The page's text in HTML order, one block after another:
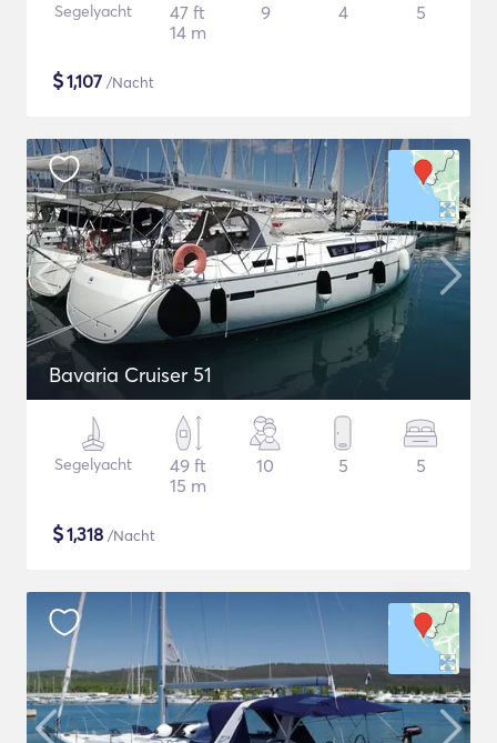
Segelyacht
47 ft
14 m
9 4 5
$1,107 /Nacht
Bavaria Cruiser 51
Segelyacht
49 ft
15 m
10 5 5
$1,318 /Nacht